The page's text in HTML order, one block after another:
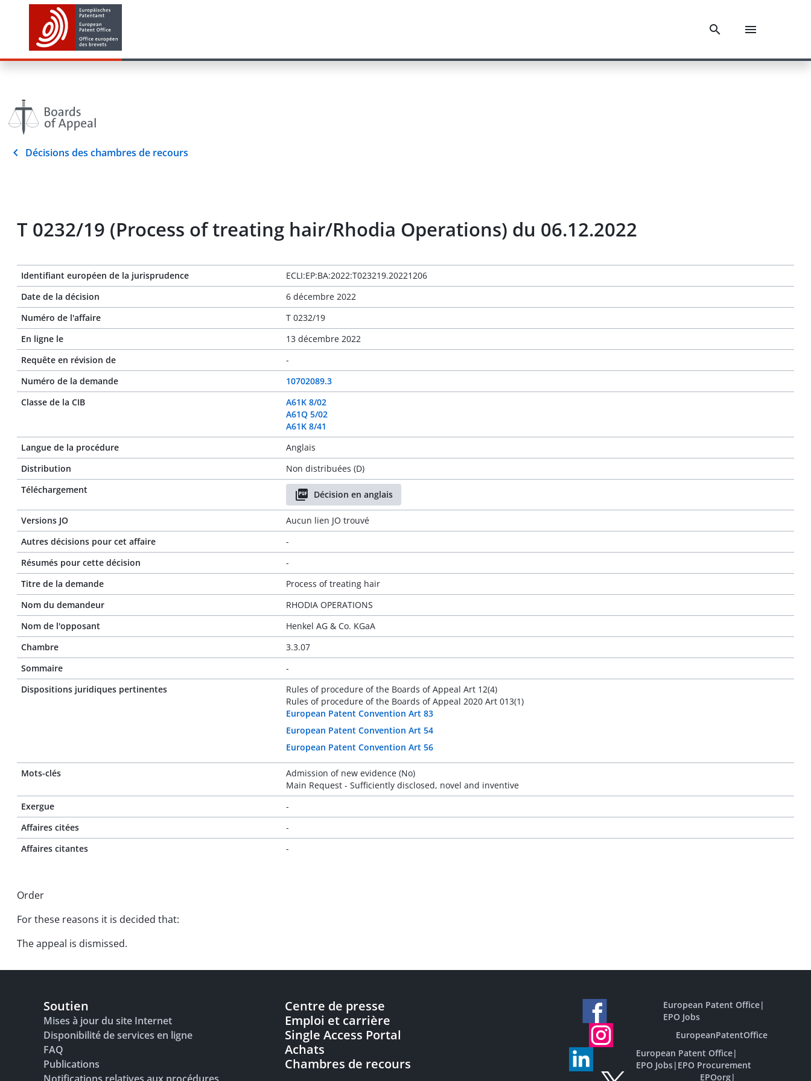
Décisions des chambres de recours
T 0232/19 (Process of treating hair/Rhodia Operations) du 06.12.2022
Identifiant européen de la jurisprudence
ECLI:EP:BA:2022:T023219.20221206
Date de la décision
6 décembre 2022
Numéro de l'affaire
T 0232/19
En ligne le
13 décembre 2022
Requête en révision de
-
Numéro de la demande
10702089.3
Classe de la CIB
A61K 8/02
A61Q 5/02
A61K 8/41
Langue de la procédure
Anglais
Distribution
Non distribuées (D)
Téléchargement
Décision en anglais
Versions JO
Aucun lien JO trouvé
Autres décisions pour cet affaire
-
Résumés pour cette décision
-
Titre de la demande
Process of treating hair
Nom du demandeur
RHODIA OPERATIONS
Nom de l'opposant
Henkel AG & Co. KGaA
Chambre
3.3.07
Sommaire
-
Dispositions juridiques pertinentes
Rules of procedure of the Boards of Appeal Art 12(4)
Rules of procedure of the Boards of Appeal 2020 Art 013(1)
European Patent Convention Art 83
European Patent Convention Art 54
European Patent Convention Art 56
Mots-clés
Admission of new evidence (No)
Main Request - Sufficiently disclosed, novel and inventive
Exergue
-
Affaires citées
-
Affaires citantes
-
Order
For these reasons it is decided that:
The appeal is dismissed.
Soutien
Mises à jour du site Internet
Disponibilité de services en ligne
FAQ
Publications
Centre de presse
Emploi et carrière
Single Access Portal
Achats
Chambres de recours
European Patent Office|
EPO Jobs
EuropeanPatentOffice
European Patent Office|
EPO Jobs| EPO Procurement
EPOorg|